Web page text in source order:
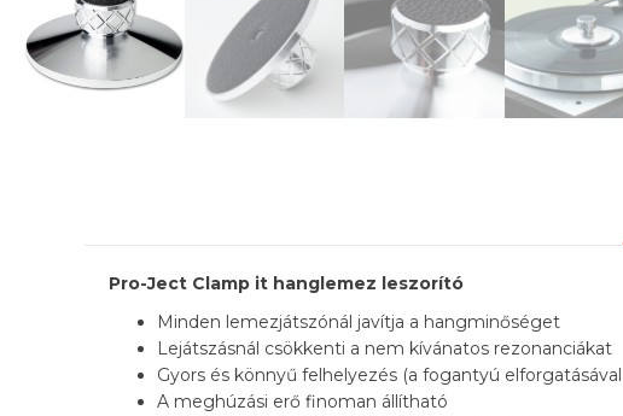
Pro-Ject Clamp it hanglemez leszorító
Minden lemezjátszónál javítja a hangminőséget
Lejátszásnál csökkenti a nem kívánatos rezonanciákat
Gyors és könnyű felhelyezés (a fogantyú
A meghúzási erő finoman állítható